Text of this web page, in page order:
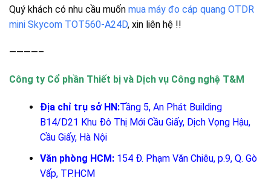
Quý khách có nhu cầu muốn mua máy đo cáp quang OTDR
mini Skycom TOT560-A24D, xin liên hệ !!
————–
Công ty Cổ phần Thiết bị và Dịch vụ Công nghệ T&M
Địa chỉ trụ sở HN:Tầng 5, An Phát Building
B14/D21 Khu Đô Thị Mới Cầu Giấy, Dịch Vọng Hậu,
Cầu Giấy, Hà Nội
Văn phòng HCM:154 Đ. Phạm Văn Chiêu, p.9, Q. Gò
Vấp, TP.HCM